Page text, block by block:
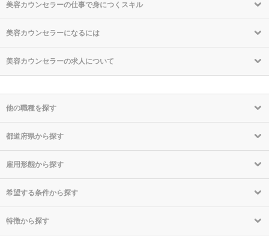
美容カウンセラーの仕事で身につくスキル
美容カウンセラーになるには
美容カウンセラーの求人について
他の職種を探す
都道府県から探す
雇用形態から探す
希望する条件から探す
特徴から探す